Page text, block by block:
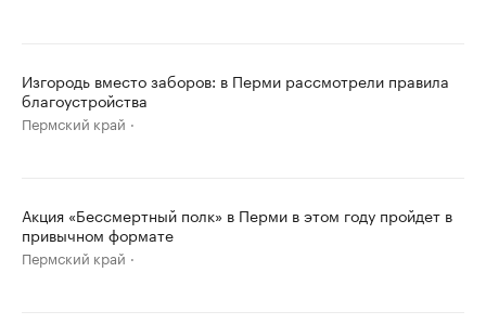
Изгородь вместо заборов: в Перми рассмотрели правила
благоустройства
Пермский край
Акция «Бессмертный полк» в Перми в этом году пройдет в
привычном формате
Пермский край